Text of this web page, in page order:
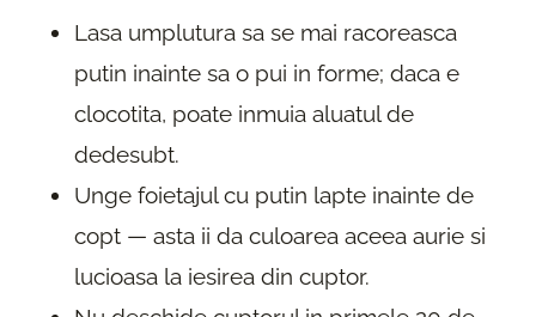
Lasa umplutura sa se mai racoreasca
putin inainte sa o pui in forme; daca e
clocotita, poate inmuia aluatul de
dedesubt.
Unge foietajul cu putin lapte inainte de
copt — asta ii da culoarea aceea aurie si
lucioasa la iesirea din cuptor.